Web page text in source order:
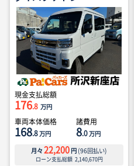
現金支払総額
176.8 万円
車両本体価格
168.8万円
諸費用
8.0万円
月々 22,200 円 (96回払い)
ローン支払総額 2,140,670円